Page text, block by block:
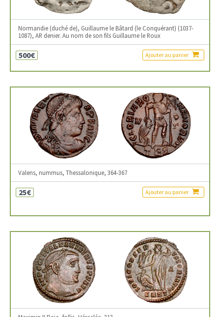
Normandie (duché de), Guillaume le Bâtard (le Conquérant) (1037-
1087), AR denier. Au nom de son fils Guillaume le Roux
500€ Ajouter au panier
Valens, nummus, Thessalonique, 364-367
25€ Ajouter au panier